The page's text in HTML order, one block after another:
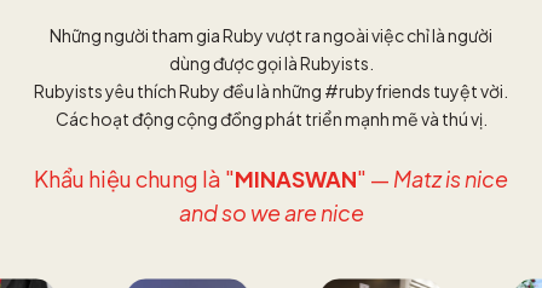
Những người tham gia Ruby vượt ra ngoài việc chỉ là người
dùng được gọi là Rubyists.
Rubyists yêu thích Ruby đều là những #rubyfriends tuyệt vời.
Các hoạt động cộng đồng phát triển mạnh mẽ và thú vị.
Khẩu hiệu chung là "MINASWAN" — Matz is nice
and so we are nice